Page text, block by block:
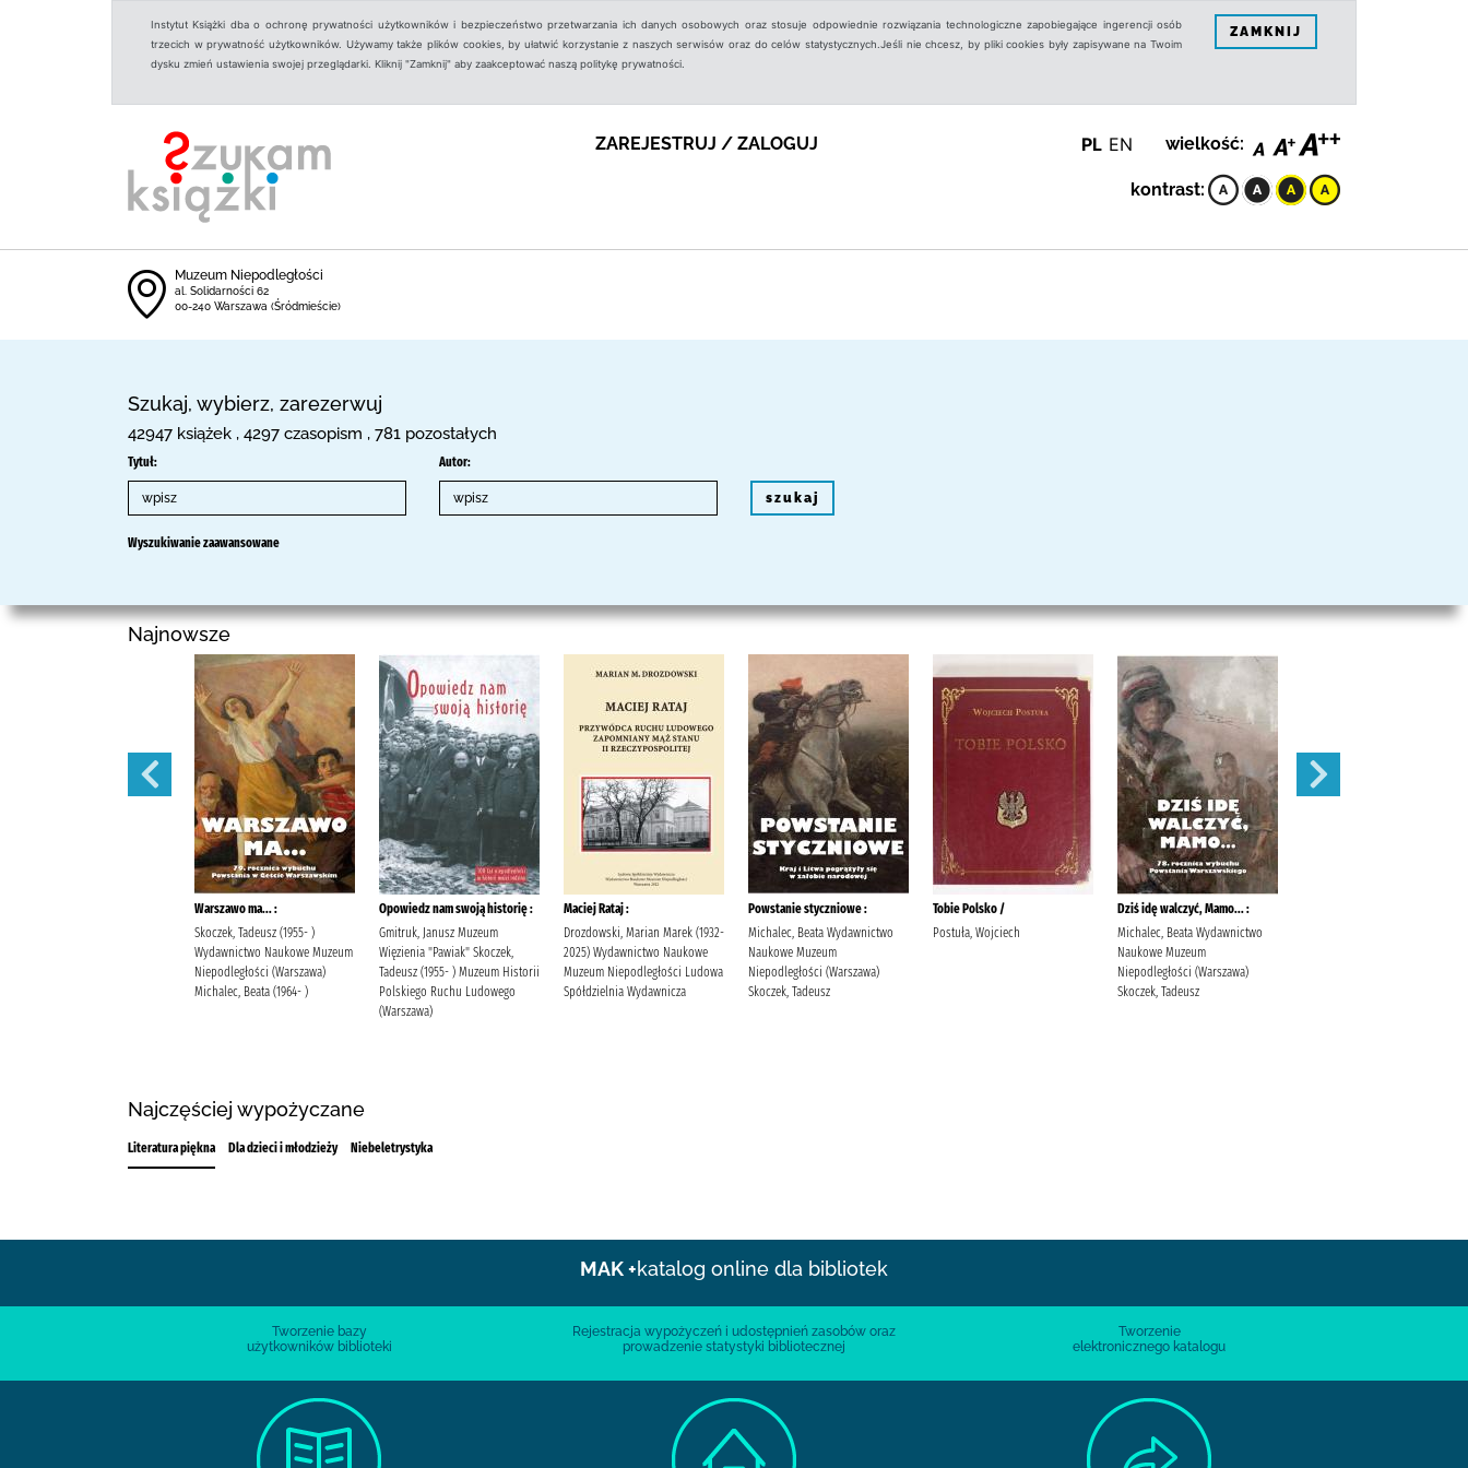
Instytut Książki dba o ochronę prywatności użytkowników i bezpieczeństwo przetwarzania ich danych osobowych oraz stosuje odpowiednie rozwiązania technologiczne zapobiegające ingerencji osób
trzecich w prywatność użytkowników. Używamy także plików cookies, by ułatwić korzystanie z naszych serwisów oraz do celów statystycznych.Jeśli nie chcesz, by pliki cookies były zapisywane na Twoim
dysku zmień ustawienia swojej przeglądarki. Kliknij "Zamknij" aby zaakceptować naszą politykę prywatności.
ZAMKNIJ
ZAREJESTRUJ / ZALOGUJ PL EN wielkość:
kontrast:
Muzeum Niepodległości
al. Solidarności 62
00-240 Warszawa (Śródmieście)
Szukaj, wybierz, zarezerwuj
42947 książek , 4297 czasopism , 781 pozostałych
Tytuł: Autor:
szukaj
Wyszukiwanie zaawansowane
Najnowsze
Warszawo ma... :
Skoczek, Tadeusz (1955- )
Wydawnictwo Naukowe Muzeum
Niepodległości (Warszawa)
Michalec, Beata (1964- )
Opowiedz nam swoją historię :
Gmitruk, Janusz Muzeum
Więzienia "Pawiak" Skoczek,
Tadeusz (1955- ) Muzeum Historii
Polskiego Ruchu Ludowego
(Warszawa)
Maciej Rataj :
Drozdowski, Marian Marek (1932-
2025) Wydawnictwo Naukowe
Muzeum Niepodległości Ludowa
Spółdzielnia Wydawnicza
Powstanie styczniowe :
Michalec, Beata Wydawnictwo
Naukowe Muzeum
Niepodległości (Warszawa)
Skoczek, Tadeusz
Tobie Polsko /
Postuła, Wojciech
Dziś idę walczyć, Mamo... :
Michalec, Beata Wydawnictwo
Naukowe Muzeum
Niepodległości (Warszawa)
Skoczek, Tadeusz
Najczęściej wypożyczane
Literatura piękna Dla dzieci i młodzieży Niebeletrystyka
MAK +katalog online dla bibliotek
Tworzenie bazy
użytkowników biblioteki
Rejestracja wypożyczeń i udostępnień zasobów oraz
prowadzenie statystyki bibliotecznej
Tworzenie
elektronicznego katalogu